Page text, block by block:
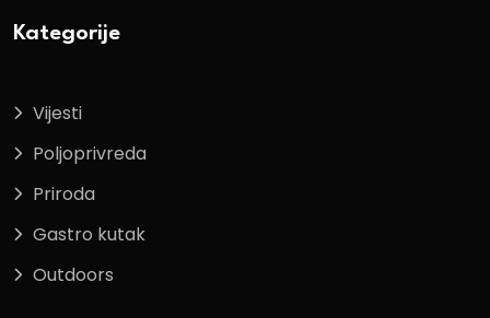
Kategorije
Vijesti
Poljoprivreda
Priroda
Gastro kutak
Outdoors